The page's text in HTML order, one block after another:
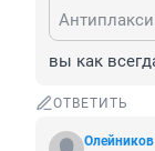
вы как
ОТВЕТИТЬ